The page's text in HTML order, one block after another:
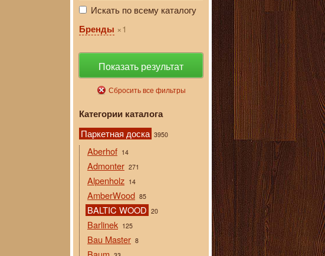
Искать по всему каталогу
Бренды
1
Показать результат
Сбросить все фильтры
Категории каталога
Паркетная доска 3950
Aberhof 14
Admonter 271
Alpenholz 14
AmberWood 85
BALTIC WOOD 20
Barlinek 125
Bau Master 8